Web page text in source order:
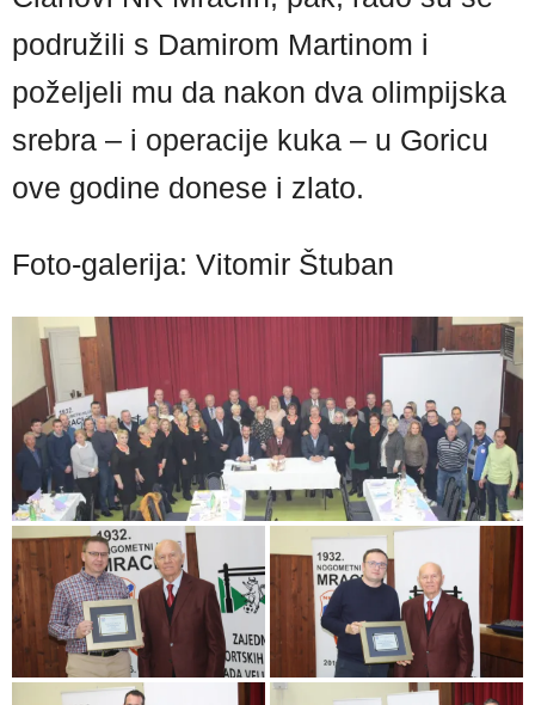
podružili s Damirom Martinom i
poželjeli mu da nakon dva olimpijska
srebra – i operacije kuka – u Goricu
ove godine donese i zlato.
Foto-galerija: Vitomir Štuban